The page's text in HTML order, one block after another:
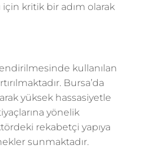
kritik bir adım olarak
kullanılan
Bursa’da
yüksek hassasiyetle
yönelik
rekabetçi yapıya
sunmaktadır.